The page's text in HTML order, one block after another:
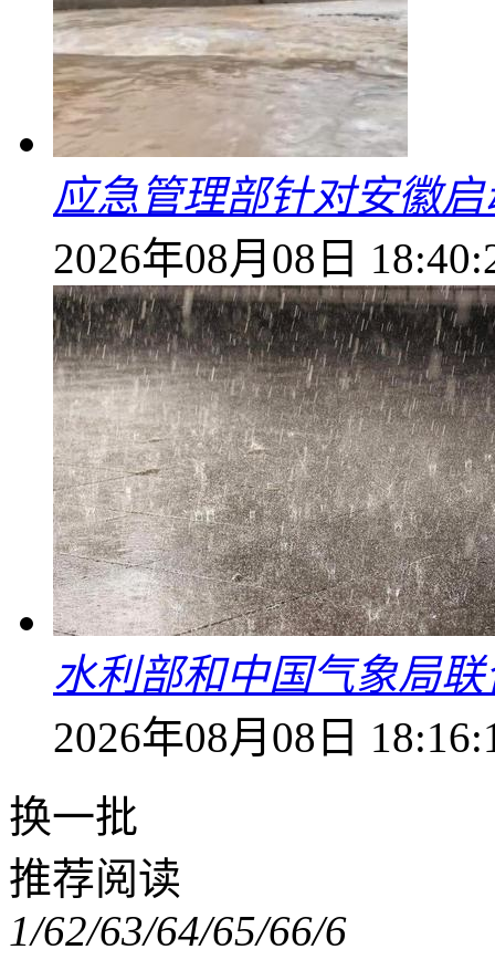
应急管理部针对安徽
2026年08月08日
水利部和中国气象局
2026年08月08日
换一批
推荐阅读
1/62/63/64/65/66/6